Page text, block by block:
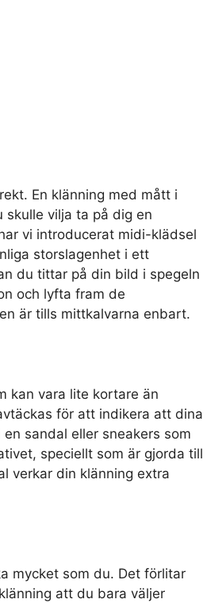
En klänning med mått i
vilja ta på dig en
vi introducerat midi-klädsel
storslagenhet i ett
du tittar på din bild i spegeln
och lyfta fram de
är tills mittkalvarna enbart.
kan vara lite kortare än
för att indikera att dina
sandal eller sneakers som
speciellt som är gjorda till
verkar din klänning extra
mycket som du. Det förlitar
att du bara väljer